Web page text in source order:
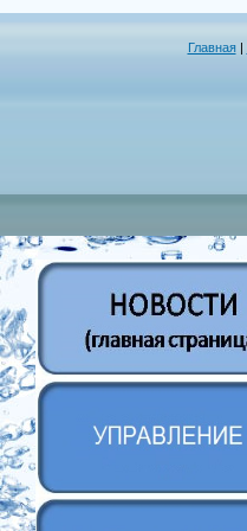
Главная|